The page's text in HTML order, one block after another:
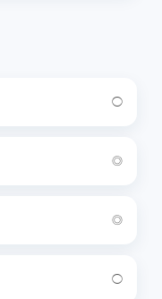
◯
◎
◎
◯